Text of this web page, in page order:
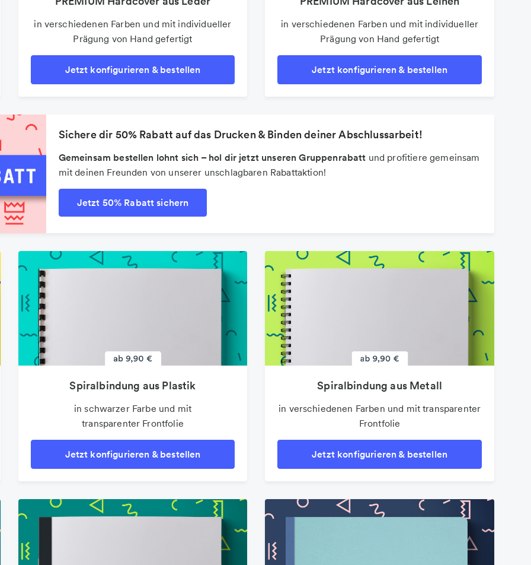
in verschiedenen Farben und mit individueller
Prägung von Hand gefertigt
Jetzt konfigurieren & bestellen
in verschiedenen Farben und mit individueller
Prägung von Hand gefertigt
Jetzt konfigurieren & bestellen
Sichere dir 50% Rabatt auf das Drucken & Binden deiner Abschlussarbeit!
Gemeinsam bestellen lohnt sich – hol dir jetzt unseren Gruppenrabatt und profitiere gemeinsam
mit deinen Freunden von unserer unschlagbaren Rabattaktion!
Jetzt 50% Rabatt sichern
Spiralbindung aus Plastik
in schwarzer Farbe und mit
transparenter Frontfolie
Jetzt konfigurieren & bestellen
Spiralbindung aus Metall
in verschiedenen Farben und mit transparenter
Frontfolie
Jetzt konfigurieren & bestellen
in verschiedenen Farben und mit individueller
Prägung von Hand gefertigt
Jetzt konfigurieren & bestellen
in verschiedenen Farben und mit individueller
Prägung von Hand gefertigt
Jetzt konfigurieren & bestellen
Der beliebte 4-Seiter als Infoblatt oder
Wurfsendung
Jetzt konfigurieren & bestellen
auf 100g Premium-Markenpapier und bis DIN
A3
Jetzt konfigurieren & bestellen